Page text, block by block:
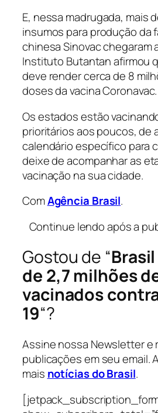
E, nessa madrugada, mais
insumos para produção da
chinesa Sinovac chegaram
Instituto Butantan afirmou
deve render cerca de 8
doses da vacina Coronavac.
Os estados estão
prioritários aos poucos, de
calendário específico para
deixe de acompanhar as
vacinação na sua cidade.
ComAgência Brasil.
Continue lendo após a
Gostou de “
de 2,7 milhões
vacinados
19“?
Assine nossa Newsletter e
publicações em seu email.
mais notícias do Brasil.